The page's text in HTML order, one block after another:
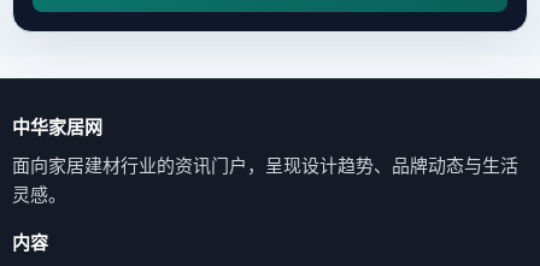
中华家居网
面向家居建材行业的资讯门户，呈现设计趋势、品牌动态与生活
灵感。
内容